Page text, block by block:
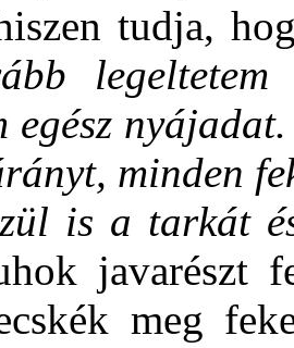
tudja,
egész
minden
is a tarkát
javarészt
meg